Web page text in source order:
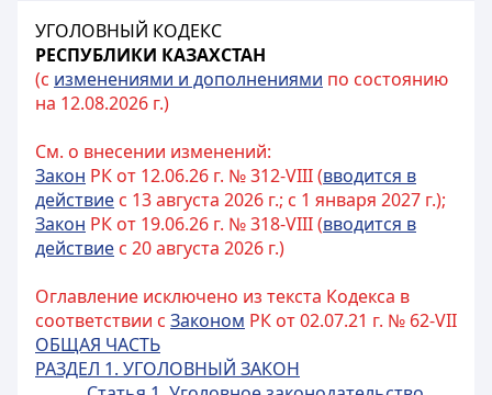
УГОЛОВНЫЙ КОДЕКС
РЕСПУБЛИКИ КАЗАХСТАН
(с изменениями и дополнениями по состоянию
на 12.08.2026 г.)
См. о внесении изменений:
Закон РК от 12.06.26 г. № 312-VIII (вводится в
действие с 13 августа 2026 г.; с 1 января 2027 г.);
Закон РК от 19.06.26 г. № 318-VIII (вводится в
действие с 20 августа 2026 г.)
Оглавление исключено из текста Кодекса в
соответствии с Законом РК от 02.07.21 г. № 62-VII
ОБЩАЯ ЧАСТЬ
РАЗДЕЛ 1. УГОЛОВНЫЙ ЗАКОН